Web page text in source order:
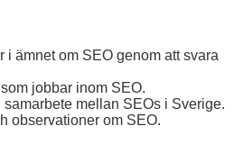
i ämnet om SEO genom att svara
jobbar inom SEO.
samarbete mellan SEOs i Sverige.
observationer om SEO.